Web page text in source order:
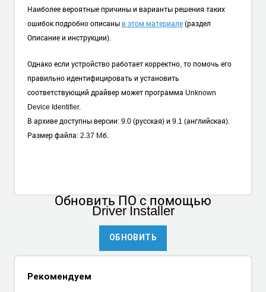
Наиболее вероятные причины и варианты решения таких
ошибок подробно описаныв этом материале(раздел
Описание и инструкции).
Однако если устройство работает корректно, то помочь его
правильно идентифицировать и установить
соответствующий драйвер может программа Unknown
Device Identifier.
В архиве доступны версии: 9.0 (русская) и 9.1 (английская).
Размер файла: 2.37 Мб.
Обновить ПОс помощью
Driver Installer
ОБНОВИТЬ
Рекомендуем